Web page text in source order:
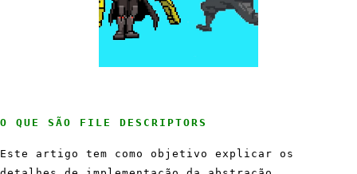
O QUE SÃO FILE DESCRIPTORS
Este artigo tem como objetivo explicar os